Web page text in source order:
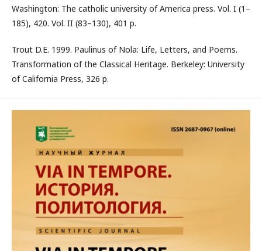
Washington: The catholic university of America press. Vol. I (1–
185), 420. Vol. II (83–130), 401 p.
Trout D.E. 1999. Paulinus of Nola: Life, Letters, and Poems.
Transformation of the Classical Heritage. Berkeley: University
of California Press, 326 p.